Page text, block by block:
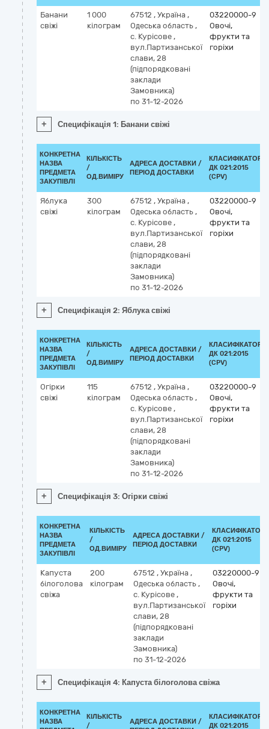
Банани
свіжі
1 000
кілограм
67512 , Україна ,
Одеська область ,
с. Курісове ,
вул.Партизанської
слави, 28
(підпорядковані
заклади
Замовника)
по 31-12-2026
03220000-9
Овочі,
фрукти та
горіхи
+ Специфікація 1: Банани свіжі
КОНКРЕТНА
НАЗВА
ПРЕДМЕТА
ЗАКУПІВЛІ
КІЛЬКІСТЬ
/
ОД.ВИМІРУ
АДРЕСА ДОСТАВКИ /
ПЕРІОД ДОСТАВКИ
КЛАСИФІКАТОР
ДК 021:2015
(CPV)
Яблука
свіжі
300
кілограм
67512 , Україна ,
Одеська область ,
с. Курісове ,
вул.Партизанської
слави, 28
(підпорядковані
заклади
Замовника)
по 31-12-2026
03220000-9
Овочі,
фрукти та
горіхи
+ Специфікація 2: Яблука свіжі
КОНКРЕТНА
НАЗВА
ПРЕДМЕТА
ЗАКУПІВЛІ
КІЛЬКІСТЬ
/
ОД.ВИМІРУ
АДРЕСА ДОСТАВКИ /
ПЕРІОД ДОСТАВКИ
КЛАСИФІКАТОР
ДК 021:2015
(CPV)
Огірки
свіжі
115
кілограм
67512 , Україна ,
Одеська область ,
с. Курісове ,
вул.Партизанської
слави, 28
(підпорядковані
заклади
Замовника)
по 31-12-2026
03220000-9
Овочі,
фрукти та
горіхи
+ Специфікація 3: Огірки свіжі
КОНКРЕТНА
НАЗВА
ПРЕДМЕТА
ЗАКУПІВЛІ
КІЛЬКІСТЬ
/
ОД.ВИМІРУ
АДРЕСА ДОСТАВКИ /
ПЕРІОД ДОСТАВКИ
КЛАСИФІКАТОР
ДК 021:2015
(CPV)
Капуста
білоголова
свіжа
200
кілограм
67512 , Україна ,
Одеська область ,
с. Курісове ,
вул.Партизанської
слави, 28
(підпорядковані
заклади
Замовника)
по 31-12-2026
03220000-9
Овочі,
фрукти та
горіхи
+ Специфікація 4: Капуста білоголова свіжа
КОНКРЕТНА
НАЗВА
КІЛЬКІСТЬ
/
АДРЕСА ДОСТАВКИ /
КЛАСИФІКАТОР
ДК 021:2015